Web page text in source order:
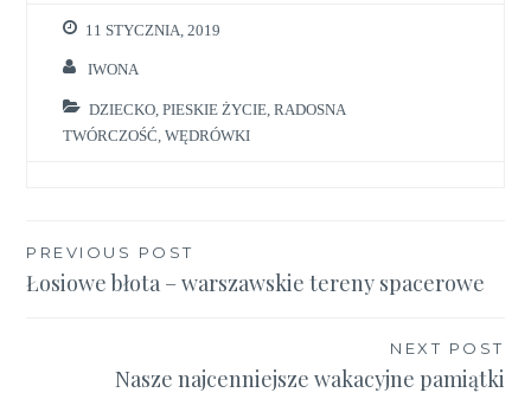
11 STYCZNIA, 2019
IWONA
DZIECKO ,PIESKIE ŻYCIE ,RADOSNA
TWÓRCZOŚĆ ,WĘDRÓWKI
Nawigacja
wpisu
PREVIOUS POST
Łosiowe błota – warszawskie tereny spacerowe
NEXT POST
Nasze najcenniejsze wakacyjne pamiątki